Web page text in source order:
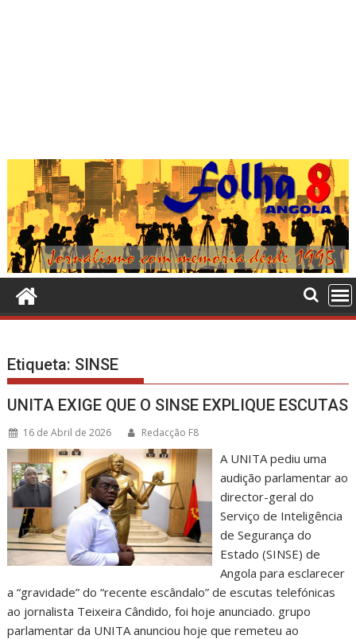
Etiqueta: SINSE
UNITA EXIGE QUE O SINSE EXPLIQUE ESCUTAS
16 de Abril de 2026 Redacção F8
A UNITA pediu uma
audição parlamentar ao
director-geral do
Serviço de Inteligência
de Segurança do
Estado (SINSE) de
Angola para esclarecer
a “gravidade” do “recente escândalo” de escutas telefónicas
ao jornalista Teixeira Cândido, foi hoje anunciado. grupo
parlamentar da UNITA anunciou hoje que remeteu ao